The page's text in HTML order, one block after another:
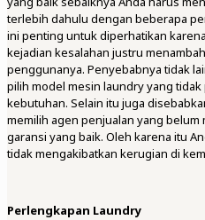
terlebih dahulu dengan beberapa
ini penting untuk diperhatikan
kejadian kesalahan justru
penggunanya. Penyebabnya tidak
pilih model mesin laundry yang tidak
kebutuhan. Selain itu juga
memilih agen penjualan yang belum
garansi yang baik. Oleh karena itu
tidak mengakibatkan kerugian di
Perlengkapan Laundry